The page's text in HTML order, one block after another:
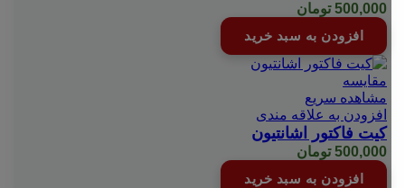
500,000 تومان
افزودن به سبد خرید
مقایسه
مشاهده سریع
افزودن به علاقه مندی
کیت فاکتور اشانتیون
500,000 تومان
افزودن به سبد خرید